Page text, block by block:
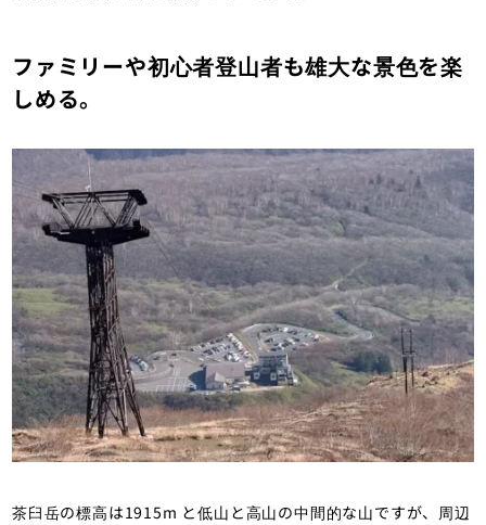
ファミリーや初心者登山者も雄大な景色を楽
しめる。
茶臼岳の標高は1915m と低山と高山の中間的な山ですが、周辺